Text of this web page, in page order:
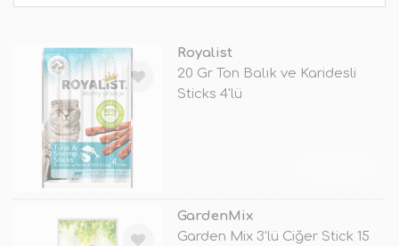
Royalist
20 Gr Ton Balık ve Karidesli
Sticks 4'lü
GardenMix
Garden Mix 3'lü Ciğer Stick 15